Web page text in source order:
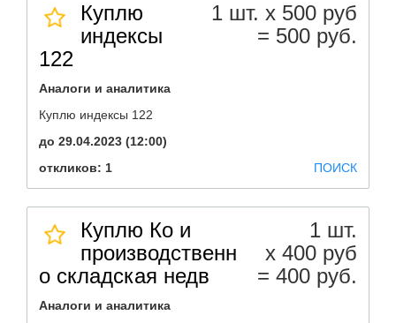
Куплю
индексы
122
1 шт. х 500 руб
= 500 руб.
Аналоги и аналитика
Куплю индексы 122
до 29.04.2023 (12:00)
откликов: 1
ПОИСК
Куплю Ко и
производственн
о складская недв
1 шт.
х 400 руб
= 400 руб.
Аналоги и аналитика